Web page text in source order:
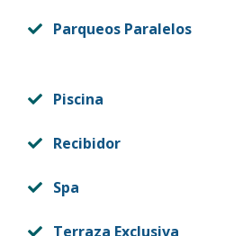
Parqueos Paralelos
Piscina
Recibidor
Spa
Terraza Exclusiva